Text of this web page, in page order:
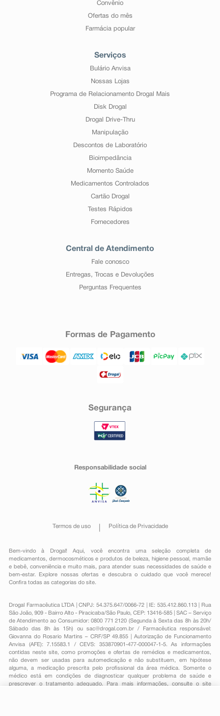
Convênio
Ofertas do mês
Farmácia popular
Serviços
Bulário Anvisa
Nossas Lojas
Programa de Relacionamento Drogal Mais
Disk Drogal
Drogal Drive-Thru
Manipulação
Descontos de Laboratório
Bioimpedância
Momento Saúde
Medicamentos Controlados
Cartão Drogal
Testes Rápidos
Fornecedores
Central de Atendimento
Fale conosco
Entregas, Trocas e Devoluções
Perguntas Frequentes
Formas de Pagamento
Segurança
Responsabilidade social
Termos de uso Política de Privacidade
Bem-vindo à Drogal! Aqui, você encontra uma seleção completa de
medicamentos , dermocosméticos e produtos de beleza, higiene pessoal ,mamãe
e bebê, conveniênciae muito mais, para atender suas necessidades de saúde e
bem-estar. Explore nossas ofertas e descubra o cuidado que você merece!
Confira todas as categorias do site.
Drogal Farmacêutica LTDA | CNPJ: 54.375.647/0066-72 | IE: 535.412.860.113 | Rua
São João, 909 - Bairro Alto - Piracicaba/São Paulo, CEP: 13416-585 | SAC – Serviço
de Atendimento ao Consumidor: 0800 771 2120 (Segunda à Sexta das 8h às 20h/
Sábado das 8h às 15h) ou sac@drogal.com.br/ Farmacêutica responsável:
Giovanna do Rosario Martins – CRF/SP 49.855 | Autorização de Funcionamento
Anvisa (AFE): 7.15583.1 / CEVS: 353870901-477-000047-1-5. As informações
contidas neste site, como promoções e ofertas de remédios e medicamentos,
não devem ser usadas para automedicação e não substituem, em hipótese
alguma, a medicação prescrita pelo profissional da área médica. Somente o
médico está em condições de diagnosticar qualquer problema de saúde e
prescrever o tratamento adequado. Para mais informações, consulte o site